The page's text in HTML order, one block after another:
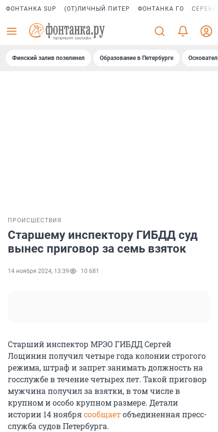
ФОНТАНКА SUP (ОТ)ЛИЧНЫЙ ПИТЕР ФОНТАНКА ГО
Финский залив позеленел Образование в Петербурге
ПРОИСШЕСТВИЯ
Старшему инспектору ГИБДД суд
вынес приговор за семь взяток
14 ноября 2024, 13:39 10 681
Старший инспектор МРЭО ГИБДД Сергей
Лощинин получил четыре года колонии строгого
режима, штраф и запрет занимать должность на
госслужбе в течение четырех лет. Такой приговор
мужчина получил за взятки, в том числе в
крупном и особо крупном размере. Детали
истории 14 ноябрясообщаетобъединенная пресс-
служба судов Петербурга.